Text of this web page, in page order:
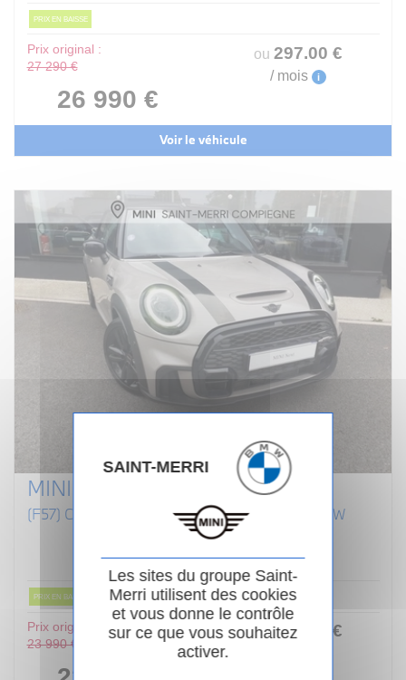
PRIX EN BAISSE
Prix original :
27 290 €
26 990 €
ou 297.00 €
/ mois i
Voir le véhicule
MINI CABRIOLET F57 LCI II
(F57) COOPER S 192 CABRIOLET FINITION JCW
PRIX EN BAISSE
Prix original :
23 990 €
ou253 €
SAINT-MERRI
Les sites du groupe Saint-
Merri utilisent des cookies
et vous donne le contrôle
sur ce que vous souhaitez
activer.